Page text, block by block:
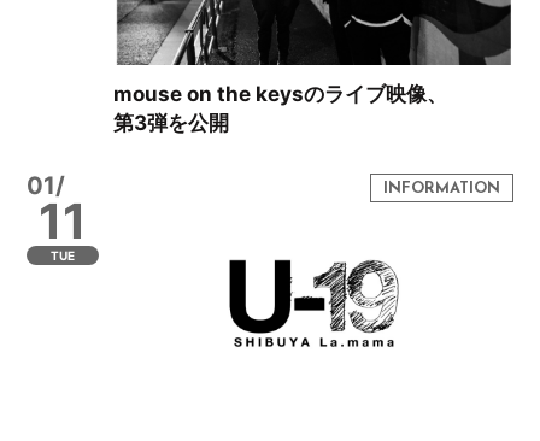
mouse on the keysのライブ映像、
第3弾を公開
01/
11
TUE